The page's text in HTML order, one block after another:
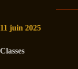
11 juin 2025
Classes